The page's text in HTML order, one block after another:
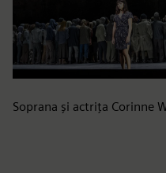
Soprana și actrița Corinne